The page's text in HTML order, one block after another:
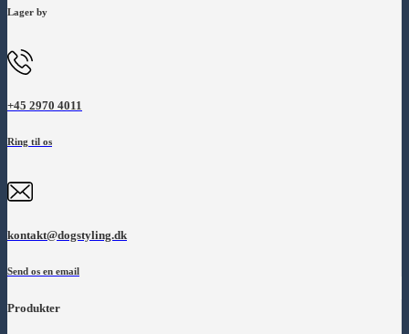
Lager by
+45 2970 4011
Ring til os
kontakt@dogstyling.dk
Send os en email
Produkter